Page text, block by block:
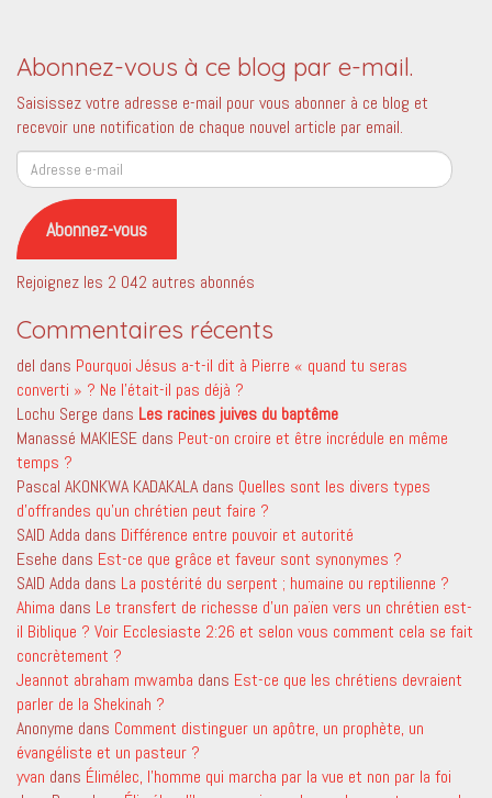
Abonnez-vous à ce blog par e-mail.
Saisissez votre adresse e-mail pour vous abonner à ce blog et
recevoir une notification de chaque nouvel article par email.
Adresse
e-
mail
Abonnez-vous
Rejoignez les 2 042 autres abonnés
Commentaires récents
del dans Pourquoi Jésus a-t-il dit à Pierre « quand tu seras
converti » ? Ne l’était-il pas déjà ?
Lochu Serge dans Les racines juives du baptême
Manassé MAKIESE dans Peut-on croire et être incrédule en même
temps ?
Pascal AKONKWA KADAKALA dans Quelles sont les divers types
d’offrandes qu’un chrétien peut faire ?
SAID Adda dans Différence entre pouvoir et autorité
Esehe dans Est-ce que grâce et faveur sont synonymes ?
SAID Adda dans La postérité du serpent ; humaine ou reptilienne ?
Ahima dans Le transfert de richesse d’un païen vers un chrétien est-
il Biblique ? Voir Ecclesiaste 2:26 et selon vous comment cela se fait
concrètement ?
Jeannot abraham mwamba dans Est-ce que les chrétiens devraient
parler de la Shekinah ?
Anonyme dans Comment distinguer un apôtre, un prophète, un
évangéliste et un pasteur ?
yvan dans Élimélec, l’homme qui marcha par la vue et non par la foi